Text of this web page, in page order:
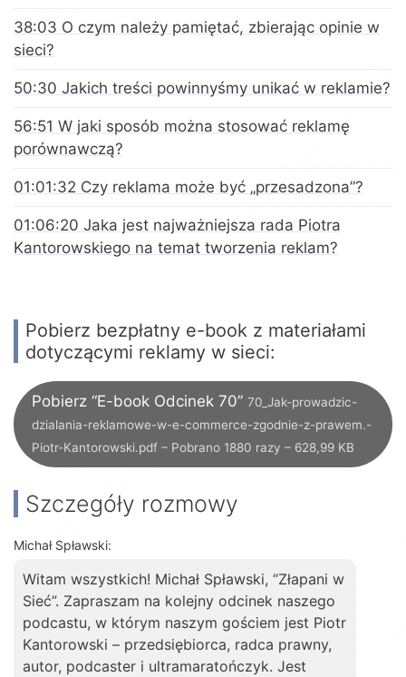
38:03 O czym należy pamiętać, zbierając opinie w
sieci?
50:30 Jakich treści powinnyśmy unikać w reklamie?
56:51 W jaki sposób można stosować reklamę
porównawczą?
01:01:32 Czy reklama może być „przesadzona”?
01:06:20 Jaka jest najważniejsza rada Piotra
Kantorowskiego na temat tworzenia reklam?
Pobierz bezpłatny e-book z materiałami
dotyczącymi reklamy w sieci:
Pobierz “E-book Odcinek 70” 70_Jak-prowadzic-
dzialania-reklamowe-w-e-commerce-zgodnie-z-prawem.-
Piotr-Kantorowski.pdf – Pobrano 1880 razy – 628,99 KB
Szczegóły rozmowy
Michał Spławski:
Witam wszystkich! Michał Spławski, “Złapani w
Sieć”. Zapraszam na kolejny odcinek naszego
podcastu, w którym naszym gościem jest Piotr
Kantorowski – przedsiębiorca, radca prawny,
autor, podcaster i ultramaratończyk. Jest